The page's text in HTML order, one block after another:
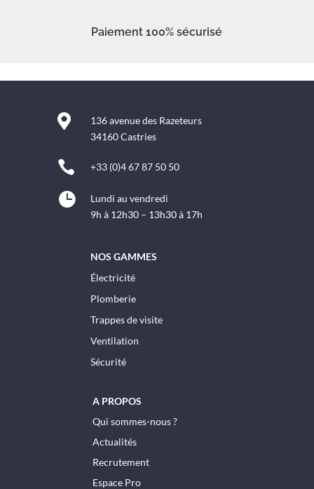
Paiement 100% sécurisé

136 avenue des Razeteurs
34160 Castries
 +33 (0)4 67 87 50 50

Lundi au vendredi
9h à 12h30 – 13h30 à 17h
NOS GAMMES
Électricité
Plomberie
Trappes de visite
Ventilation
Sécurité
A PROPOS
Qui sommes-nous ?
Actualités
Recrutement
Espace Pro